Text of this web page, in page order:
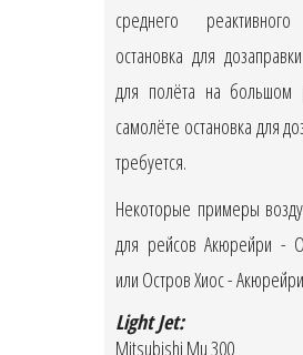
среднего
остановка для
для полёта на большом
самолёте остановка для
требуется.
Некоторые примеры
для рейсов Акюрейри -
или Остров Хиос -
Light Jet:
Mitsubishi Mu 300